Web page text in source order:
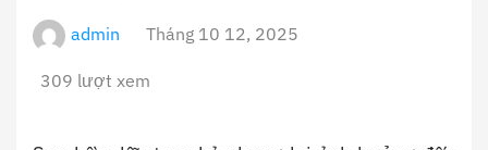
admin Tháng 10 12, 2025
309 lượt xem